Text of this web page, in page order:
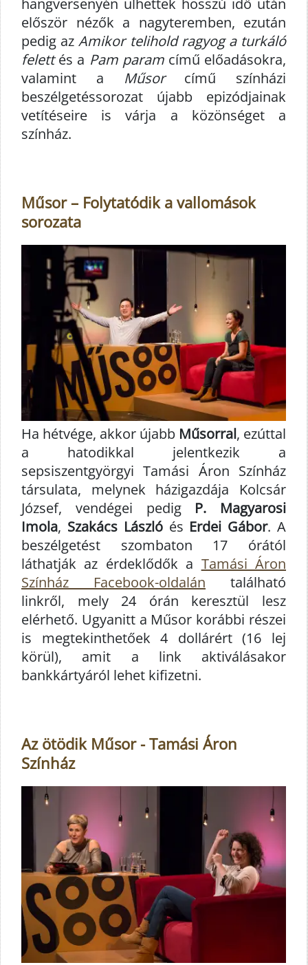
először nézők a nagyteremben, ezután
pedig azAmikor telihold ragyog a turkáló
felettés a Pam paramcímű előadásokra,
valamint a Műsorcímű színházi
beszélgetéssorozat újabb epizódjainak
vetítéseire is várja a közönséget a
színház.
Műsor – Folytatódik a vallomások
sorozata
Ha hétvége, akkor újabb Műsorral, ezúttal
a hatodikkal jelentkezik a
sepsiszentgyörgyi Tamási Áron Színház
társulata, melynek házigazdája Kolcsár
József, vendégei pedig P. Magyarosi
Imola, Szakács Lászlóés Erdei Gábor. A
beszélgetést szombaton 17 órától
láthatják az érdeklődők a Tamási Áron
Színház Facebook-oldalán található
linkről, mely 24 órán keresztül lesz
elérhető. Ugyanitt a Műsor korábbi részei
is megtekinthetőek 4 dollárért (16 lej
körül), amit a link aktiválásakor
bankkártyáról lehet kifizetni.
Az ötödik Műsor - Tamási Áron
Színház